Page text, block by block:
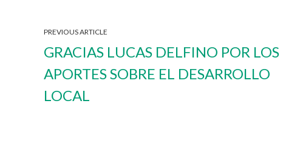
PREVIOUS ARTICLE
GRACIAS LUCAS DELFINO POR LOS
APORTES SOBRE EL DESARROLLO
LOCAL